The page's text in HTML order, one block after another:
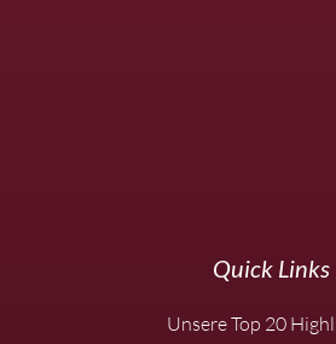
Quick Links
Unsere Top 20